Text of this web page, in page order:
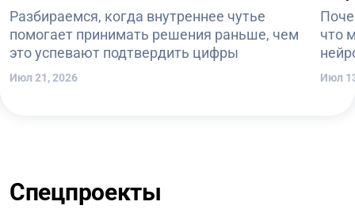
Разбираемся, когда внутреннее чутье
помогает принимать решения раньше, чем
это успевают подтвердить цифры
Июл 21, 2026
что
Июл
Спецпроекты